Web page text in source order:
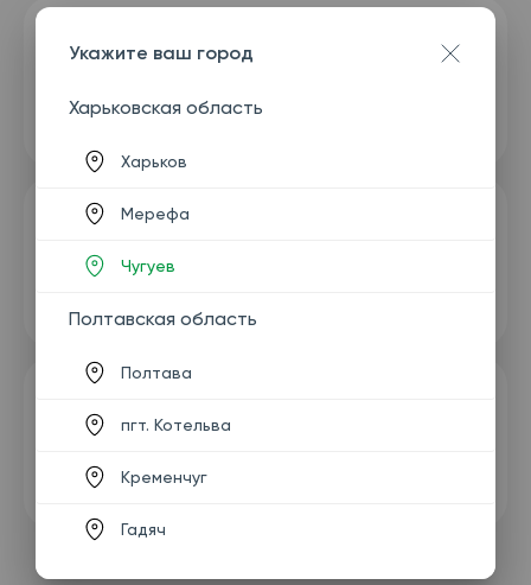
Укажите ваш город
Харьковская область
Харьков
Мерефа
Чугуев
Полтавская область
Полтава
пгт. Котельва
Кременчуг
Гадяч